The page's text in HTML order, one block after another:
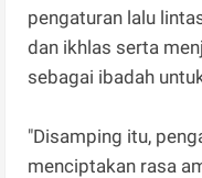
pengaturan lalu
dan ikhlas serta
sebagai ibadah
"Disamping itu,
menciptakan rasa